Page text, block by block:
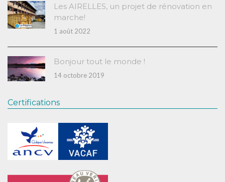
Les AIRELLES, un projet de rénovation en
marche!
1 août 2022
Bonjour tout le monde !
14 octobre 2019
Certifications